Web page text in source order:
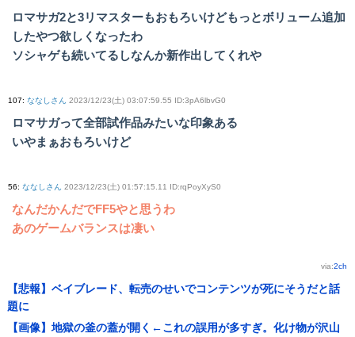
ロマサガ2と3リマスターもおもろいけどもっとボリューム追加
したやつ欲しくなったわ
ソシャゲも続いてるしなんか新作出してくれや
107: ななしさん 2023/12/23(土) 03:07:59.55 ID:3pA6lbvG0
ロマサガって全部試作品みたいな印象ある
いやまぁおもろいけど
56: ななしさん 2023/12/23(土) 01:57:15.11 ID:rqPoyXyS0
なんだかんだでFF5やと思うわ
あのゲームバランスは凄い
via:2ch
【悲報】ベイブレード、転売のせいでコンテンツが死にそうだと話
題に
【画像】地獄の釜の蓋が開く←これの誤用が多すぎ。化け物が沢山